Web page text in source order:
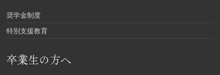
奨学金制度
特別支援教育
卒業生の方へ